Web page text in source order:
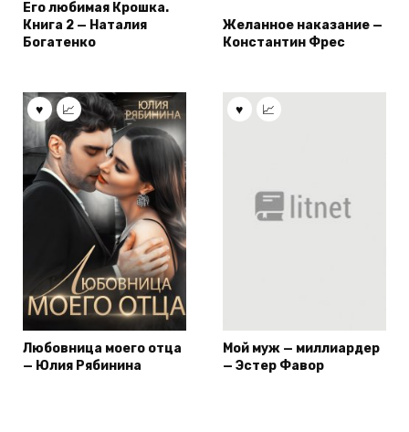
Его любимая Крошка.
Книга 2 — Наталия
Богатенко
Желанное наказание —
Константин Фрес
Любовница моего отца
— Юлия Рябинина
Мой муж — миллиардер
— Эстер Фавор